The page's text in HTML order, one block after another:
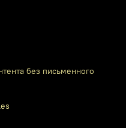
без письменного